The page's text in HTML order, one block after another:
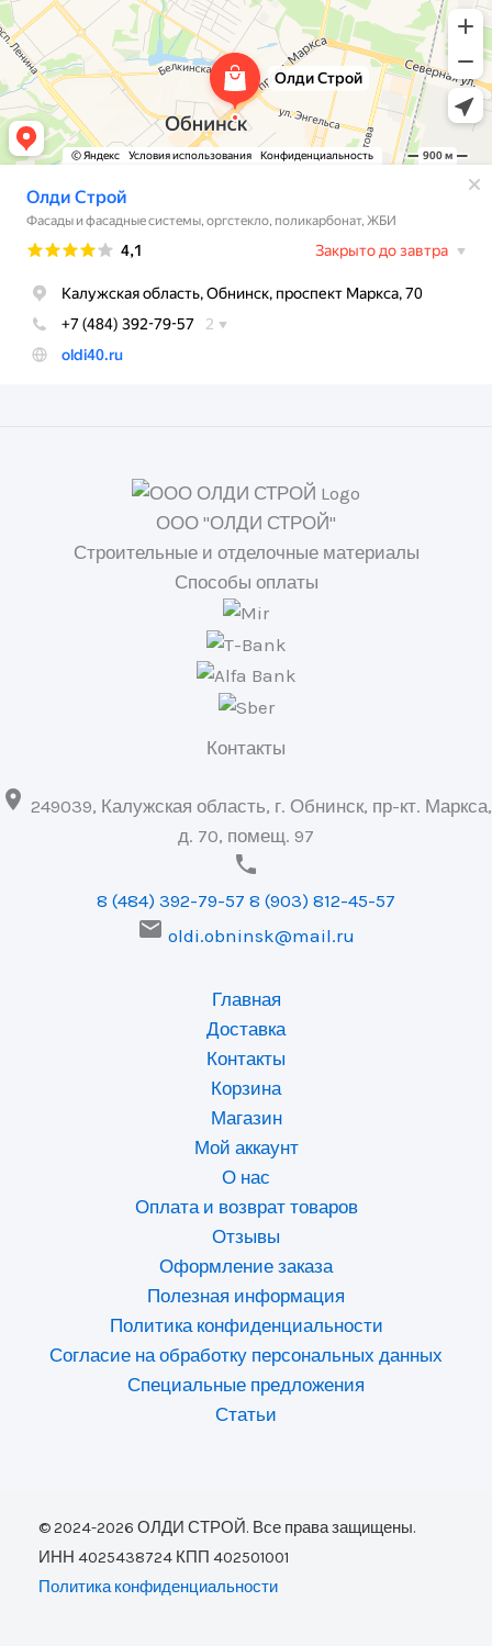
ООО "ОЛДИ СТРОЙ"
Строительные и отделочные материалы
Способы оплаты
Контакты
 249039, Калужская область, г. Обнинск, пр-кт. Маркса,
д. 70, помещ. 97

8 (484) 392-79-57 8 (903) 812-45-57
 oldi.obninsk@mail.ru
Главная
Доставка
Контакты
Корзина
Магазин
Мой аккаунт
О нас
Оплата и возврат товаров
Отзывы
Оформление заказа
Полезная информация
Политика конфиденциальности
Согласие на обработку персональных данных
Специальные предложения
Статьи
© 2024-2026 ОЛДИ СТРОЙ. Все права защищены.
ИНН 4025438724 КПП 402501001
Политика конфиденциальности